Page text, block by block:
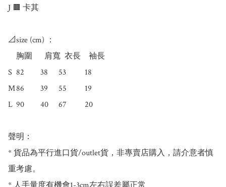
J 🟫 卡其
📐size (cm) ：
S	82	    38	 53	      18
M	86	    39	 55	      19
L	90	    40	 67	      20
聲明：
* 貨品為平行進口貨/outlet貨，非專賣店購入，請介意者慎
重考慮。